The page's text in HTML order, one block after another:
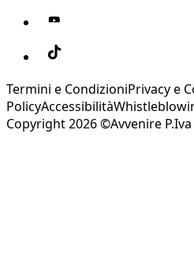
Termini e CondizioniPrivacy e
PolicyAccessibilità
Copyright 2026 ©Avvenire